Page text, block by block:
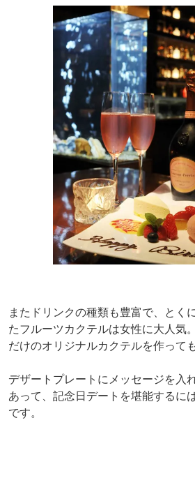
またドリンクの種類も豊富で、とく
たフルーツカクテルは女性に大人気
だけのオリジナルカクテルを作って
デザートプレートにメッセージを入
あって、記念日デートを堪能するに
です。